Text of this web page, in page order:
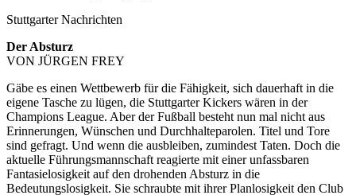
Stuttgarter Nachrichten
Der Absturz
VON JÜRGEN FREY
Gäbe es einen Wettbewerb für die Fähigkeit, sich dauerhaft in die
eigene Tasche zu lügen, die Stuttgarter Kickers wären in der
Champions League. Aber der Fußball besteht nun mal nicht aus
Erinnerungen, Wünschen und Durchhalteparolen. Titel und Tore
sind gefragt. Und wenn die ausbleiben, zumindest Taten. Doch die
aktuelle Führungsmannschaft reagierte mit einer unfassbaren
Fantasielosigkeit auf den drohenden Absturz in die
Bedeutungslosigkeit. Sie schraubte mit ihrer Planlosigkeit den Club